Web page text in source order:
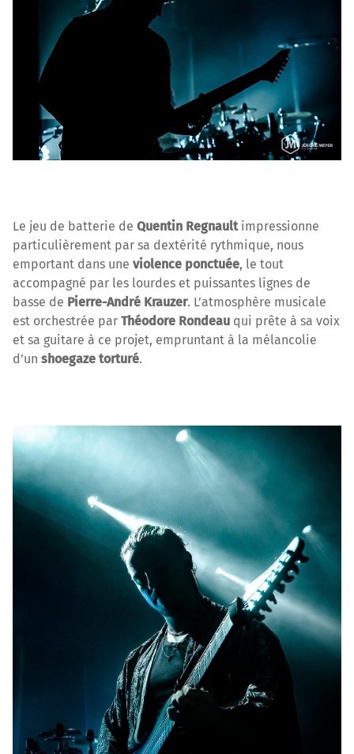
Le jeu de batterie de Quentin Regnaultimpressionne
particulièrement par sa dextérité rythmique, nous
emportant dans une violence ponctuée, le tout
accompagné par les lourdes et puissantes lignes de
basse de Pierre-André Krauzer. L’atmosphère musicale
est orchestrée par Théodore Rondeau qui prête à sa voix
et sa guitare à ce projet, empruntant à la mélancolie
d’un shoegaze torturé.